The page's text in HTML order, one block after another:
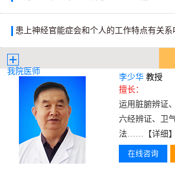
患上神经官能症会和个人的工作特点有关系
我院医师
李少华 教授
擅长：
运用脏腑辨证
六经辨证、卫
法……
【详细】
在线咨询